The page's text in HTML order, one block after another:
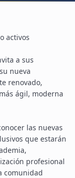
activos
a sus
nueva
renovado,
ágil, moderna
las nuevas
que estarán
profesional
comunidad